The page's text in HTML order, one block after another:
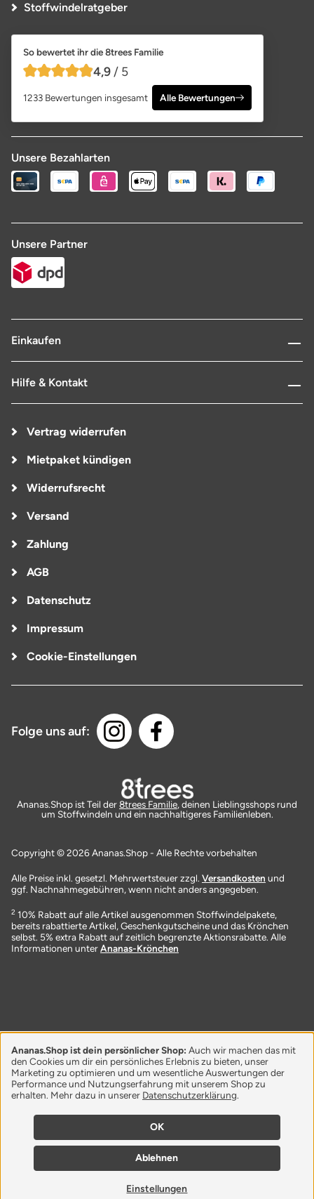
Stoffwindelratgeber
So bewertet ihr die 8trees Familie
4,9 von 5 Sternen
4,9 / 5
1233 Bewertungen insgesamt Alle Bewertungen
Unsere Bezahlarten
Unsere Partner
Einkaufen
Hilfe & Kontakt
Vertrag widerrufen
Mietpaket kündigen
Widerrufsrecht
Versand
Zahlung
AGB
Datenschutz
Impressum
Cookie-Einstellungen
Folge uns auf:
Ananas.Shop ist Teil der8trees Familie, deinen Lieblingsshops rund
um Stoffwindeln und ein nachhaltigeres Familienleben.
Copyright © 2026 Ananas.Shop - Alle Rechte vorbehalten
Alle Preise inkl. gesetzl. Mehrwertsteuer zzgl. Versandkosten und
ggf. Nachnahmegebühren, wenn nicht anders angegeben.
2 10% Rabatt auf alle Artikel ausgenommen Stoffwindelpakete,
bereits rabattierte Artikel, Geschenkgutscheine und das Krönchen
selbst. 5% extra Rabatt auf zeitlich begrenzte Aktionsrabatte. Alle
Informationen unterAnanas-Krönchen
Ananas.Shop ist dein persönlicher Shop: Auch wir machen das mit
den Cookies um dir ein persönliches Erlebnis zu bieten, unser
Marketing zu optimieren und um wesentliche Auswertungen der
Performance und Nutzungserfahrung mit unserem Shop zu
erhalten. Mehr dazu in unserer Datenschutzerklärung.
OK
Ablehnen
Einstellungen